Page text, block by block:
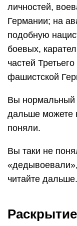
личностей,
Германии; на
подобную
боевых,
частей
фашистской
Вы нормальный
дальше можете
поняли.
Вы таки не
«дедывоевали»,
читайте дальше.